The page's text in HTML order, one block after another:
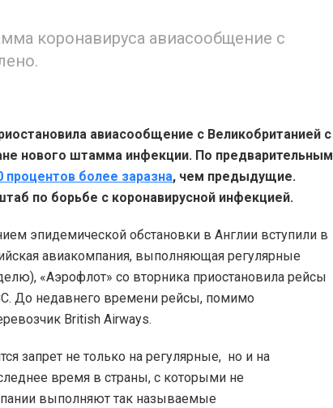
коронавируса авиасообщение с
авиасообщение с Великобританией с
нового штамма инфекции. По предварительным
процентов более заразна, чем предыдущие.
по борьбе с коронавирусной инфекцией.
эпидемической обстановки в Англии вступили в
авиакомпания, выполняющая регулярные
«Аэрофлот» со вторника приостановила рейсы
До недавнего времени рейсы, помимо
British Airways.
запрет не только на регулярные, но и на
время в страны, с которыми не
выполняют так называемые